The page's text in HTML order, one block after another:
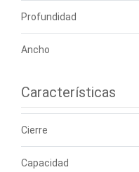
Profundidad
Ancho
Características
Cierre
Capacidad